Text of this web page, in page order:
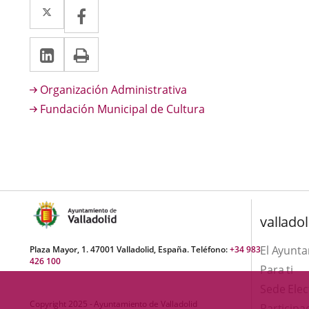
Twitter
Enlace
a
una
aplicación
externa.
a
una
aplicación
externa.
LinkedIn
Enlace
a
una
aplicación
Descripción
Organización Administrativa
Fundación Municipal de Cultura
Plaza Mayor, 1. 47001 Valladolid, España. Teléfono:+34 983
426 100
Copyright 2025 - Ayuntamiento de Valladolid
El
Para ti